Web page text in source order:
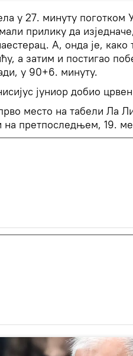
у 27. минуту
прилику да
А, онда је,
а затим и постигао
у 90+6. минуту.
јуниор добио
место на табели Ла
на претпоследњем, 19.